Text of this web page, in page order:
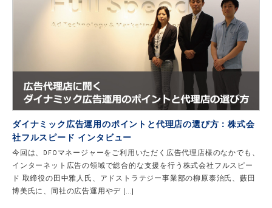
ダイナミック広告運用のポイントと代理店の選び方：株式会
社フルスピード インタビュー
今回は、DFOマネージャーをご利用いただく広告代理店様のなかでも、
インターネット広告の領域で総合的な支援を行う株式会社フルスピー
ド 取締役の田中雅人氏、アドストラテジー事業部の柳原泰治氏、藪田
博美氏に、同社の広告運用やデ […]